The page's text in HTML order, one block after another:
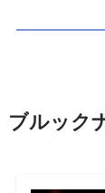
ブルック